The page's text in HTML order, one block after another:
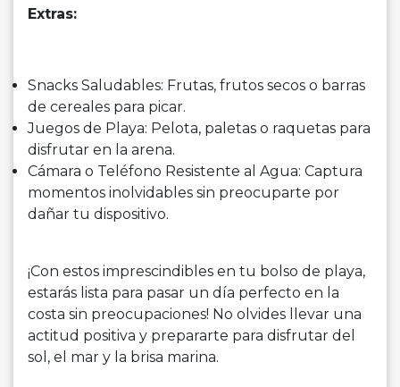
Extras:
Snacks Saludables: Frutas, frutos secos o barras
de cereales para picar.
Juegos de Playa: Pelota, paletas o raquetas para
disfrutar en la arena.
Cámara o Teléfono Resistente al Agua: Captura
momentos inolvidables sin preocuparte por
dañar tu dispositivo.
¡Con estos imprescindibles en tu bolso de playa,
estarás lista para pasar un día perfecto en la
costa sin preocupaciones! No olvides llevar una
actitud positiva y prepararte para disfrutar del
sol, el mar y la brisa marina.